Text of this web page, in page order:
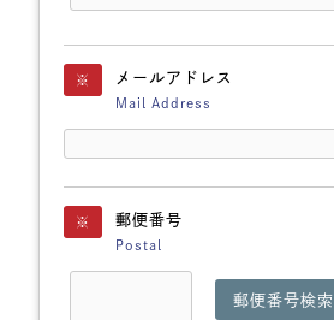
※ メールアドレス
Mail Address
※ 郵便番号
Postal
郵便番号検索